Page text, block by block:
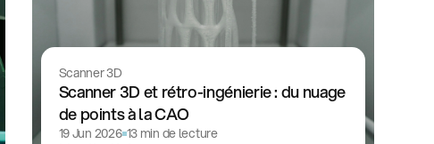
Scanner 3D
Scanner 3D et rétro-ingénierie : du nuage
de points à la CAO
19 Jun 2026 13 min de lecture